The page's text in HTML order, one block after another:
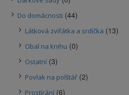
Do domácnosti (44)
Látková zvířátka a srdíčka (13)
Obal na knihu (0)
Ostatní (3)
Povlak na polštář (2)
Prostírání (6)